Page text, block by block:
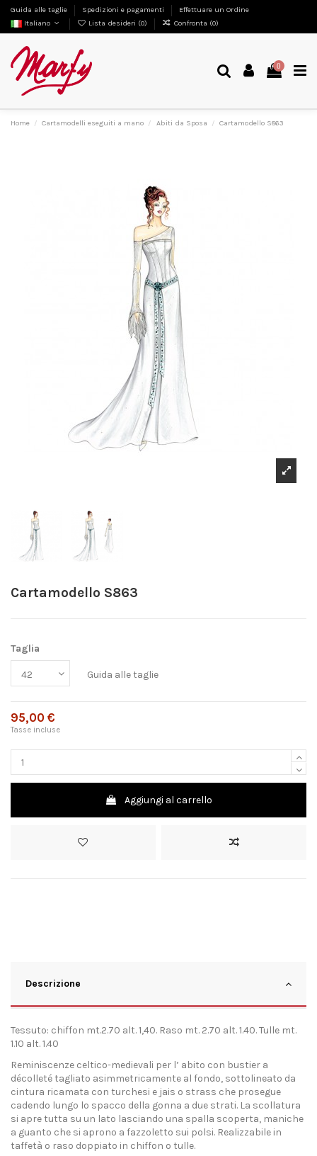
Guida alle taglie Spedizioni e pagamenti
Effettuare un Ordine
Italiano
Lista desideri (0) Confronta (0)
0
Home Cartamodelli eseguiti a mano Abiti da Sposa Cartamodello S863
Cartamodello S863
Taglia
Guida alle taglie
95,00 €
Tasse incluse
Aggiungi al carrello
Descrizione
Tessuto: chiffon mt.2.70 alt. 1,40. Raso mt. 2.70 alt. 1.40. Tulle mt.
1.10 alt. 1.40
Reminiscenze celtico-medievali per l’ abito con bustier a
décolleté tagliato asimmetricamente al fondo, sottolineato da
cintura ricamata con turchesi e jais o strass che prosegue
cadendo lungo lo spacco della gonna a due strati. La scollatura
si apre tutta su un lato lasciando una spalla scoperta, maniche
a guanto che si aprono a fazzoletto sui polsi. Realizzabile in
taffetà o raso doppiato in chiffon o tulle.